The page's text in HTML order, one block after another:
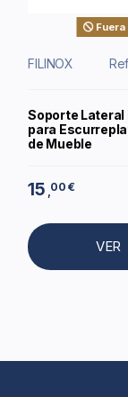
Fuera
FILINOX
Soporte Lateral
para
de Mueble
15 ,00 €
VER